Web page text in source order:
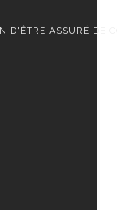
D'ÊTRE ASSURÉ DE